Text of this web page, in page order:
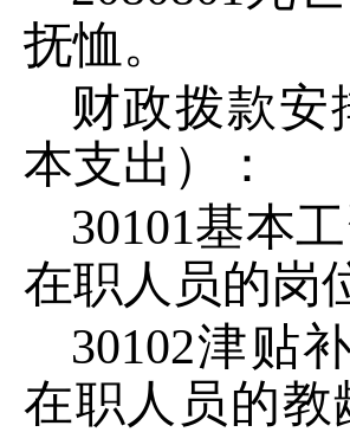
抚恤。
财政拨款安
本支出）：
30101基本
在职人员的岗
30102津贴
在职人员的